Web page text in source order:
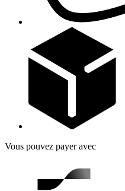
Vous pouvez payer avec